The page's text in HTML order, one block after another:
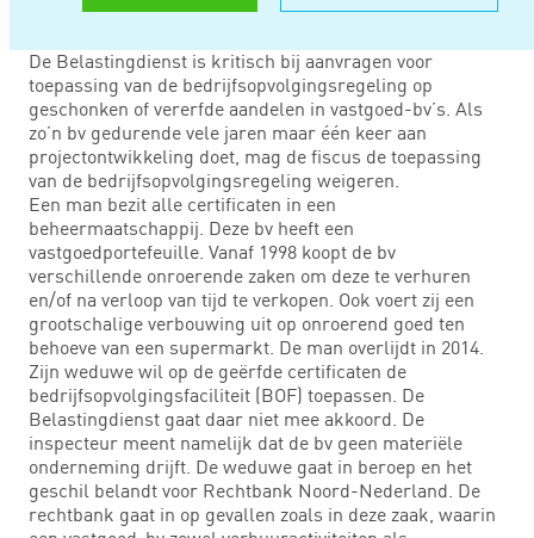
De Belastingdienst is kritisch bij aanvragen voor
toepassing van de bedrijfsopvolgingsregeling op
geschonken of vererfde aandelen in vastgoed-bv’s. Als
zo’n bv gedurende vele jaren maar één keer aan
projectontwikkeling doet, mag de fiscus de toepassing
van de bedrijfsopvolgingsregeling weigeren.
Een man bezit alle certificaten in een
beheermaatschappij. Deze bv heeft een
vastgoedportefeuille. Vanaf 1998 koopt de bv
verschillende onroerende zaken om deze te verhuren
en/of na verloop van tijd te verkopen. Ook voert zij een
grootschalige verbouwing uit op onroerend goed ten
behoeve van een supermarkt. De man overlijdt in 2014.
Zijn weduwe wil op de geërfde certificaten de
bedrijfsopvolgingsfaciliteit (BOF) toepassen. De
Belastingdienst gaat daar niet mee akkoord. De
inspecteur meent namelijk dat de bv geen materiële
onderneming drijft. De weduwe gaat in beroep en het
geschil belandt voor Rechtbank Noord-Nederland. De
rechtbank gaat in op gevallen zoals in deze zaak, waarin